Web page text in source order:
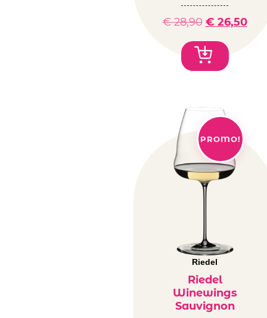
€28,90 € 26,50
PROMO!
Riedel
Riedel
Winewings
Sauvignon